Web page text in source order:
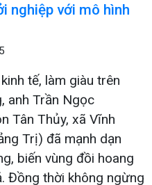
nghiệp với mô hình
tế, làm giàu trên
anh Trần Ngọc
Tân Thủy, xã Vĩnh
Trị) đã mạnh dạn
biến vùng đồi hoang
Đồng thời không ngừng